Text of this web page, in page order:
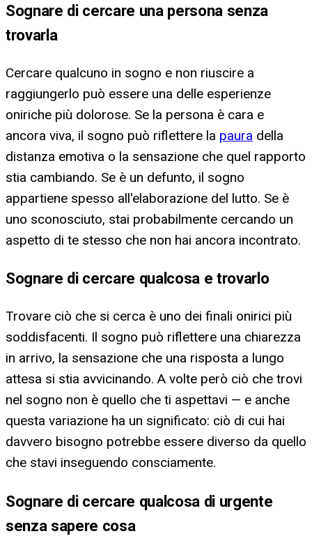
Sognare di cercare una persona senza
trovarla
Cercare qualcuno in sogno e non riuscire a
raggiungerlo può essere una delle esperienze
oniriche più dolorose. Se la persona è cara e
ancora viva, il sogno può riflettere la paura della
distanza emotiva o la sensazione che quel rapporto
stia cambiando. Se è un defunto, il sogno
appartiene spesso all'elaborazione del lutto. Se è
uno sconosciuto, stai probabilmente cercando un
aspetto di te stesso che non hai ancora incontrato.
Sognare di cercare qualcosa e trovarlo
Trovare ciò che si cerca è uno dei finali onirici più
soddisfacenti. Il sogno può riflettere una chiarezza
in arrivo, la sensazione che una risposta a lungo
attesa si stia avvicinando. A volte però ciò che trovi
nel sogno non è quello che ti aspettavi — e anche
questa variazione ha un significato: ciò di cui hai
davvero bisogno potrebbe essere diverso da quello
che stavi inseguendo consciamente.
Sognare di cercare qualcosa di urgente
senza sapere cosa